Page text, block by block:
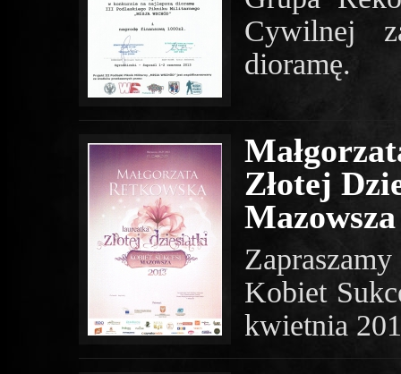
Cywilnej
dioramę.
Złotej
Kobiet
kwietnia